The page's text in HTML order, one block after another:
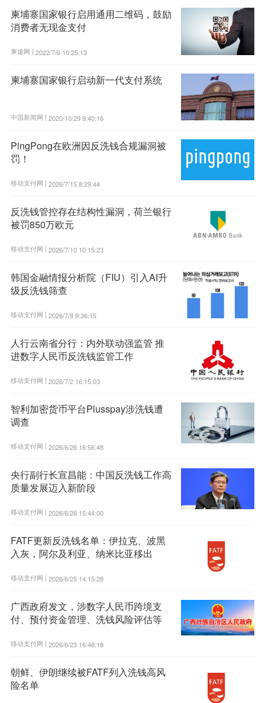
柬埔寨国家银行启用通用二维码，鼓励
消费者无现金支付
柬途网 | 2022/7/6 10:25:13
柬埔寨国家银行启动新一代支付系统
中国新闻网 | 2020/10/29 9:40:16
PingPong在欧洲因反洗钱合规漏洞被
罚！
移动支付网 | 2026/7/15 8:29:44
反洗钱管控存在结构性漏洞，荷兰银行
被罚850万欧元
移动支付网 | 2026/7/10 10:15:23
韩国金融情报分析院（FIU）引入AI升
级反洗钱筛查
移动支付网 | 2026/7/8 9:36:15
人行云南省分行：内外联动强监管 推
进数字人民币反洗钱监管工作
移动支付网 | 2026/7/2 16:15:03
智利加密货币平台Plusspay涉洗钱遭
调查
移动支付网 | 2026/6/26 16:56:48
央行副行长宣昌能：中国反洗钱工作高
质量发展迈入新阶段
移动支付网 | 2026/6/26 15:44:00
FATF更新反洗钱名单：伊拉克、波黑
入灰，阿尔及利亚、纳米比亚移出
移动支付网 | 2026/6/25 14:15:28
广西政府发文，涉数字人民币跨境支
付、预付资金管理、洗钱风险评估等
移动支付网 | 2026/6/23 16:48:18
朝鲜、伊朗继续被FATF列入洗钱高风
险名单